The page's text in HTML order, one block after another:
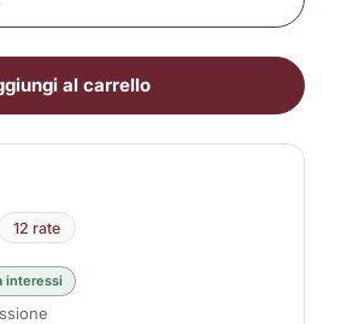
G300-M2 (2 gambali)
per PressCare G300-M2 (2
al carrello
12 rate
interessi